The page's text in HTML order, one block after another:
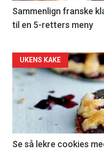
5
Sammenlign franske
til en 5-retters meny
Forsiden
akkurat
nå
6
UKENS KAKE
Se så lekre cookies